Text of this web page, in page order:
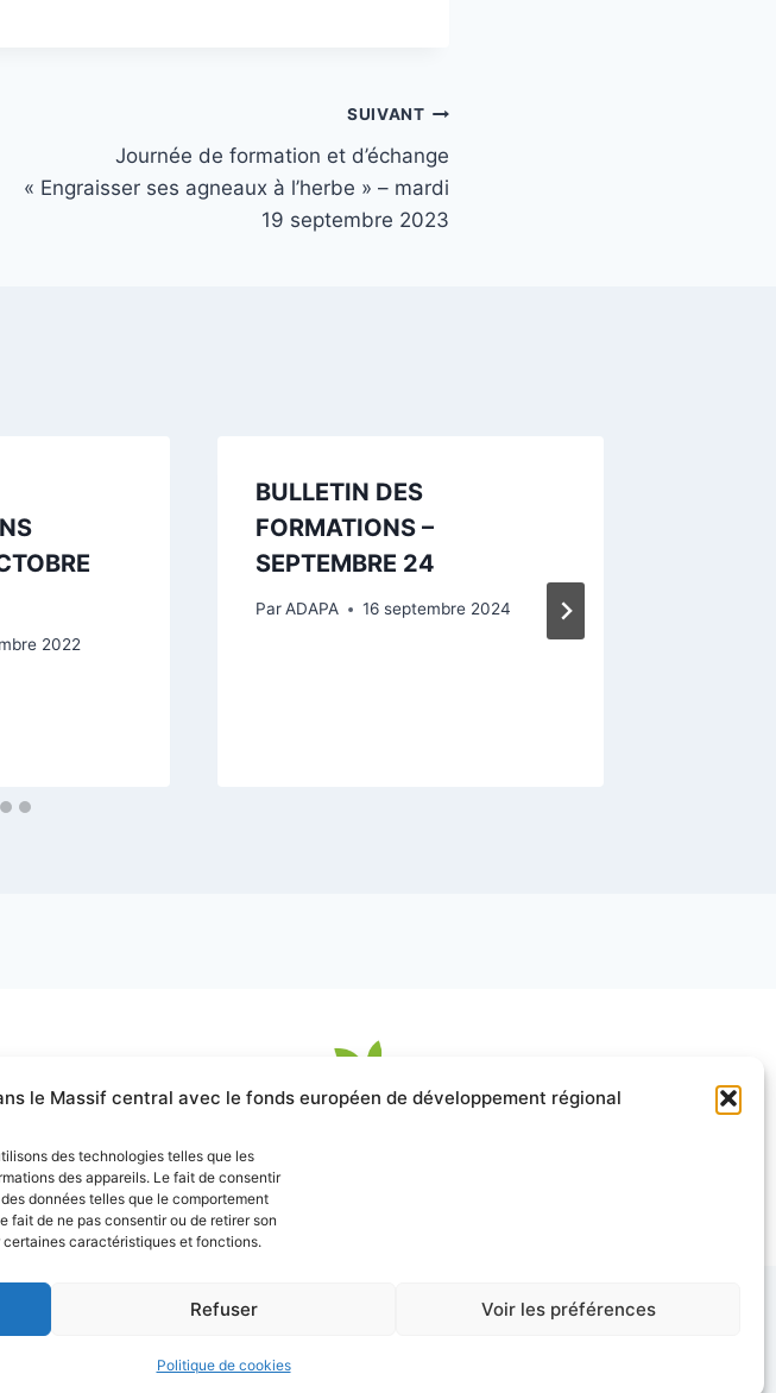
le Massif central avec le fonds européen de développement régional
des technologies telles que les
des appareils. Le fait de consentir
données telles que le comportement
fait de ne pas consentir ou de retirer son
caractéristiques et fonctions.
Refuser Voir les préférences
Politique de cookies
SUIVANT
Journée de formation et d’échange
« Engraisser ses agneaux à l’herbe » – mardi
19 septembre 2023
2022
BULLETIN DES
FORMATIONS –
SEPTEMBRE 24
Par ADAPA 16 septembre 2024
Autonome - Thème WordPress par